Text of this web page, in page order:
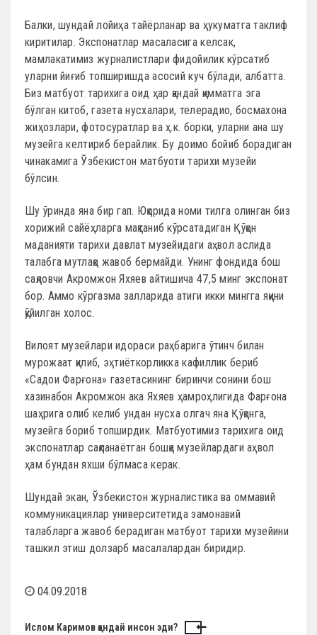
Балки, шундай лойиҳа тайёрланар ва ҳукуматга таклиф
киритилар. Экспонатлар масаласига келсак,
мамлакатимиз журналистлари фидойилик кўрсатиб
уларни йиғиб топширишда асосий куч бўлади, албатта.
Биз матбуот тарихига оид ҳар қандай қимматга эга
бўлган китоб, газета нусхалари, телерадио, босмахона
жиҳозлари, фотосуратлар ва ҳ.к. борки, уларни ана шу
музейга келтириб берайлик. Бу доимо бойиб борадиган
чинакамига Ўзбекистон матбуоти тарихи музейи
бўлсин.
Шу ўринда яна бир гап. Юқорида номи тилга олинган биз
хорижий сайёҳларга мақтаниб кўрсатадиган Қўқон
маданияти тарихи давлат музейидаги аҳвол аслида
талабга мутлақо жавоб бермайди. Унинг фондида бош
сақловчи Акромжон Яхяев айтишича 47,5 минг экспонат
бор. Аммо кўргазма залларида атиги икки мингга яқини
қўйилган холос.
Вилоят музейлари идораси раҳбарига ўтинч билан
мурожаат қилиб, эҳтиёткорликка кафиллик бериб
«Садои Фарғона» газетасининг биринчи сонини бош
хазинабон Акромжон ака Яхяев ҳамроҳлигида Фарғона
шаҳрига олиб келиб ундан нусха олгач яна Қўқонга,
музейга бориб топширдик. Матбуотимиз тарихига оид
экспонатлар сақланаётган бошқа музейлардаги аҳвол
ҳам бундан яхши бўлмаса керак.
Шундай экан, Ўзбекистон журналистика ва оммавий
коммуникациялар университетида замонавий
талабларга жавоб берадиган матбуот тарихи музейини
ташкил этиш долзарб масалалардан биридир.
04.09.2018
Ислом Каримов қандай инсон эди?